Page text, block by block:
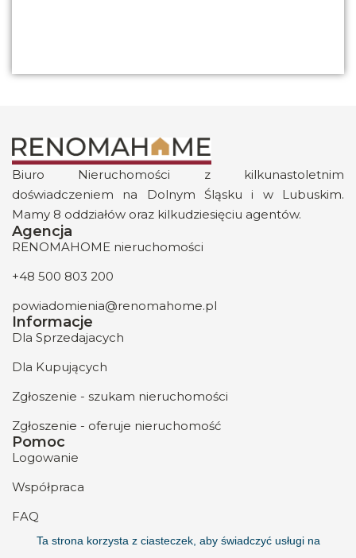
Biuro Nieruchomości z kilkunastoletnim
doświadczeniem na Dolnym Śląsku i w Lubuskim.
Mamy 8 oddziałów oraz kilkudziesięciu agentów.
Agencja
RENOMAHOME nieruchomości
+48 500 803 200
powiadomienia@renomahome.pl
Informacje
Dla Sprzedajacych
Dla Kupujących
Zgłoszenie - szukam nieruchomości
Zgłoszenie - oferuje nieruchomość
Pomoc
Logowanie
Współpraca
FAQ
O nasTa strona korzysta z ciasteczek, aby świadczyć usługi na